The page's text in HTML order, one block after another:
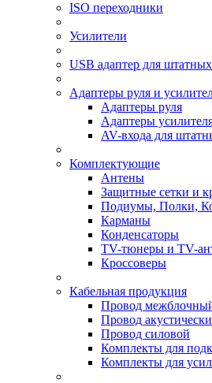
ISO переходники
Усилители
USB адаптер для
Адаптеры руля и
Адаптеры руля
Адаптеры
AV-входа для
Комплектующие
Антены
Защитные сетки и
Подиумы, Полки,
Карманы
Конденсаторы
TV-тюнеры и TV-
Кроссоверы
Кабельная продукция
Провод
Провод
Провод силовой
Комплекты для
Комплекты для